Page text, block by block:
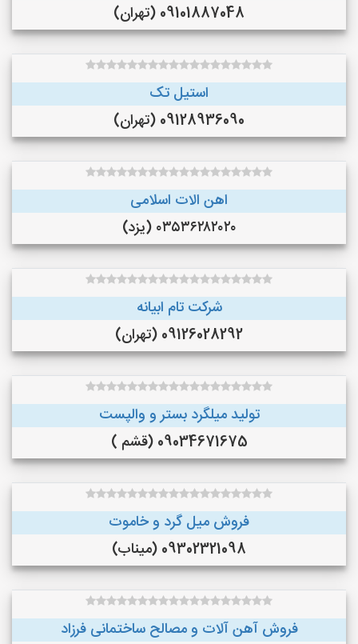
09101887048 (تهران)
استیل تک
09128936090 (تهران)
اهن الات اسلامی
۰۳۵۳۶۲۸۲۰۲۰ (یزد)
شرکت تام ابیانه
09126028292 (تهران)
تولید میلگرد بستر و والپست
09034671675 (قشم )
فروش میل گرد و خاموت
09302321098 (میناب)
فروش آهن آلات و مصالح ساختمانی فرزاد